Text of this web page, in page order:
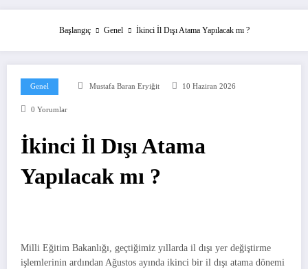
Başlangıç Genel İkinci İl Dışı Atama Yapılacak mı ?
Genel Mustafa Baran Eryiğit 10 Haziran 2026
0 Yorumlar
İkinci İl Dışı Atama
Yapılacak mı ?
Milli Eğitim Bakanlığı, geçtiğimiz yıllarda il dışı yer değiştirme
işlemlerinin ardından Ağustos ayında ikinci bir il dışı atama dönemi